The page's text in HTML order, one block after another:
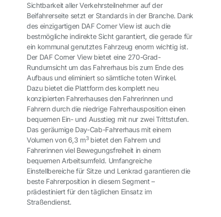
Sichtbarkeit aller Verkehrsteilnehmer auf der
Beifahrerseite setzt er Standards in der Branche. Dank
des einzigartigen DAF Corner View ist auch die
bestmögliche indirekte Sicht garantiert, die gerade für
ein kommunal genutztes Fahrzeug enorm wichtig ist.
Der DAF Corner View bietet eine 270-Grad-
Rundumsicht um das Fahrerhaus bis zum Ende des
Aufbaus und eliminiert so sämtliche toten Winkel.
Dazu bietet die Plattform des komplett neu
konzipierten Fahrerhauses den Fahrerinnen und
Fahrern durch die niedrige Fahrerhausposition einen
bequemen Ein- und Ausstieg mit nur zwei Trittstufen.
Das geräumige Day-Cab-Fahrerhaus mit einem
Volumen von 6,3 m3bietet den Fahrern und
Fahrerinnen viel Bewegungsfreiheit in einem
bequemen Arbeitsumfeld. Umfangreiche
Einstellbereiche für Sitze und Lenkrad garantieren die
beste Fahrerposition in diesem Segment –
prädestiniert für den täglichen Einsatz im
Straßendienst.